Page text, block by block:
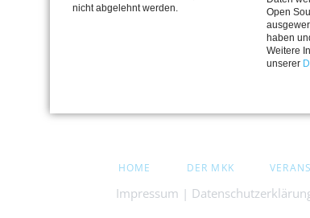
ÜBERSPRINGEN
HOME DER MKK
Impressum |
nicht abgelehnt werden.
Open
haben
Weitere
unserer